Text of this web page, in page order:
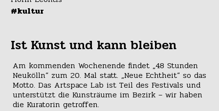
#kultur
Ist Kunst und kann bleiben
Am kommenden Wochenende findet „48 Stunden
Neukölln“ zum 20. Mal statt. „Neue Echtheit“ so das
Motto. Das Artspace Lab ist Teil des Festivals und
unterstützt die Kunsträume im Bezirk – wir haben
die Kuratorin getroffen.